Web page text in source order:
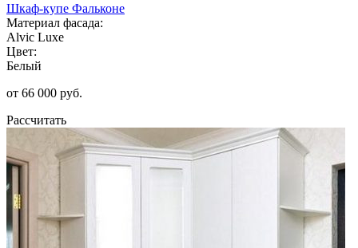
Шкаф-купе Фальконе
Материал фасада:
Alvic Luxe
Цвет:
Белый
от 66 000 руб.
Рассчитать